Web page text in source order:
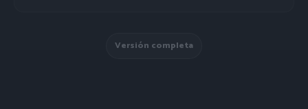
Versión completa